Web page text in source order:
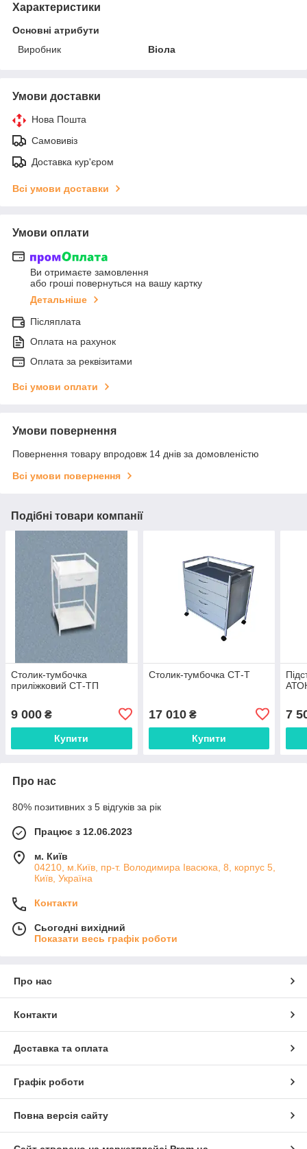
Характеристики
Основні атрибути
Виробник
Віола
Умови доставки
Нова Пошта
Самовивіз
Доставка кур'єром
Всі умови доставки
Умови оплати
Ви отримаєте замовлення
або гроші повернуться на вашу картку
Детальніше
Післяплата
Оплата на рахунок
Оплата за реквізитами
Всі умови оплати
Умови повернення
Повернення товару впродовж 14 днів за домовленістю
Всі умови повернення
Подібні товари компанії
Столик-тумбочка
приліжковий СТ-ТП
9 000 ₴
Купити
Столик-тумбочка СТ-Т
17 010₴
Купити
7
Про нас
80% позитивних з 5 відгуків за рік
Працює з 12.06.2023
м. Київ
04210, м.Київ, пр-т. Володимира Івасюка, 8, корпус 5,
Київ, Україна
Контакти
Сьогодні вихідний
Показати весь графік роботи
Про нас
Контакти
Доставка та оплата
Графік роботи
Повна версія сайту